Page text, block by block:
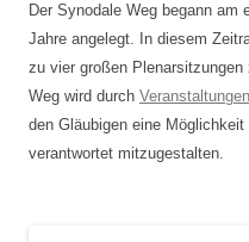
Der Synodale Weg begann am
Jahre angelegt. In diesem
zu vier großen
Weg wird durch
den Gläubigen eine
verantwortet mitzugestalten.